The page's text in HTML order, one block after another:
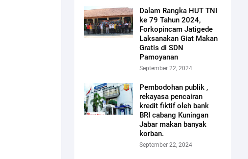
Dalam Rangka HUT TNI
ke 79 Tahun 2024,
Forkopincam Jatigede
Laksanakan Giat Makan
Gratis di SDN
Pamoyanan
September 22, 2024
Pembodohan publik ,
rekayasa pencairan
kredit fiktif oleh bank
BRI cabang Kuningan
Jabar makan banyak
korban.
September 22, 2024